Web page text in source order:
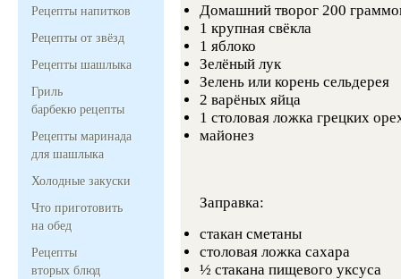
Рецепты напитков
Рецепты от звёзд
Рецепты шашлыка
Гриль
барбекю рецепты
Рецепты маринада
для шашлыка
Холодные закуски
Что приготовить
на обед
Рецепты
вторых блюд
Домашний творог 200
1 крупная свёкла
1 яблоко
Зелёный лук
Зелень или корень сельдерея
2 варёных яйца
1 столовая ложка грецких
майонез
Заправка:
стакан сметаны
столовая ложка сахара
½ стакана пищевого уксуса